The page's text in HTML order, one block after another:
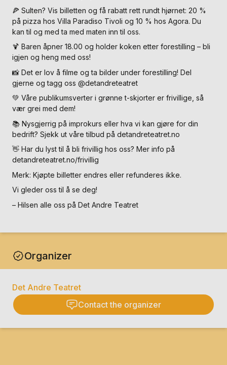
🍕 Sulten? Vis billetten og få rabatt rett rundt hjørnet: 20 %
på pizza hos Villa Paradiso Tivoli og 10 % hos Agora. Du
kan til og med ta med maten inn til oss.
🍹 Baren åpner 18.00 og holder koken etter forestilling – bli
igjen og heng med oss!
📸 Det er lov å filme og ta bilder under forestilling! Del
gjerne og tagg oss @detandreteatret
💚 Våre publikumsverter i grønne t-skjorter er frivillige, så
vær grei med dem!
📚 Nysgjerrig på improkurs eller hva vi kan gjøre for din
bedrift? Sjekk ut våre tilbud på detandreteatret.no
👋 Har du lyst til å bli frivillig hos oss? Mer info på
detandreteatret.no/frivillig
Merk: Kjøpte billetter endres eller refunderes ikke.
Vi gleder oss til å se deg!
– Hilsen alle oss på Det Andre Teatret
Organizer
Det Andre Teatret
Contact the organizer